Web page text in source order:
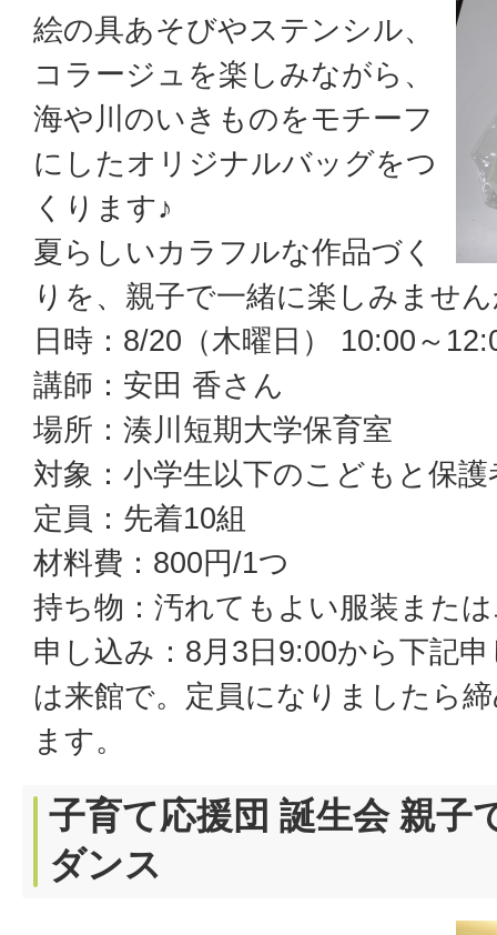
絵の具あそびやステンシル、
コラージュを楽しみながら、
海や川のいきものをモチーフ
にしたオリジナルバッグをつ
くります♪
夏らしいカラフルな作品づく
りを、親子で一緒に楽しみませ
日時：8/20（木曜日） 10:00～
講師：安田 香さん
場所：湊川短期大学保育室
対象：小学生以下のこどもと保護
定員：先着10組
材料費：800円/1つ
持ち物：汚れてもよい服装また
申し込み：8月3日9:00から下記
は来館で。定員になりましたら
ます。
子育て応援団 誕生会 親子
ダンス